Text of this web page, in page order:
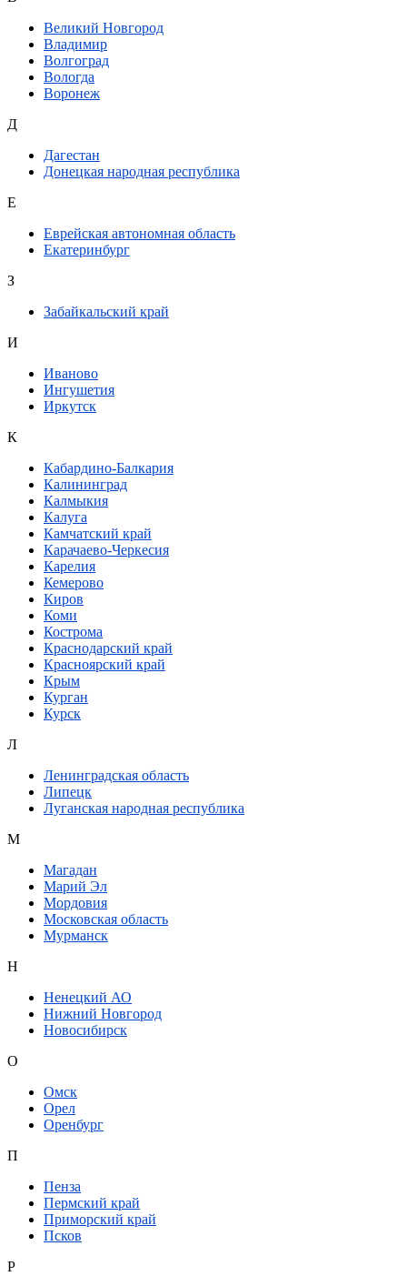
Великий Новгород
Владимир
Волгоград
Вологда
Воронеж
Д
Дагестан
Донецкая народная республика
Е
Еврейская автономная область
Екатеринбург
З
Забайкальский край
И
Иваново
Ингушетия
Иркутск
К
Кабардино-Балкария
Калининград
Калмыкия
Калуга
Камчатский край
Карачаево-Черкесия
Карелия
Кемерово
Киров
Коми
Кострома
Краснодарский край
Красноярский край
Крым
Курган
Курск
Л
Ленинградская область
Липецк
Луганская народная республика
М
Магадан
Марий Эл
Мордовия
Московская область
Мурманск
Н
Ненецкий АО
Нижний Новгород
Новосибирск
О
Омск
Орел
Оренбург
П
Пенза
Пермский край
Приморский край
Псков
Р